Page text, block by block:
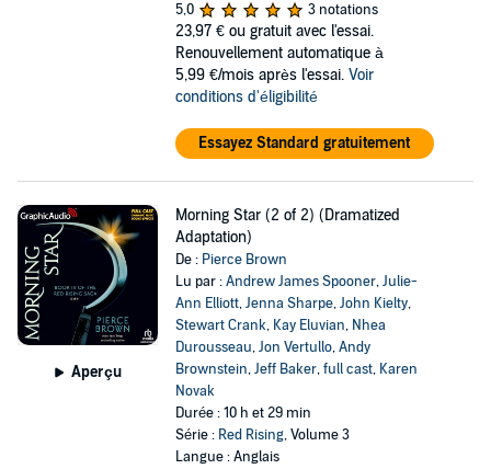
5,0
3 notations
23,97 € ou gratuit avec l'essai.
Renouvellement automatique à
5,99 €/mois après l'essai. Voir
conditions d'éligibilité
Essayez Standard gratuitement
Aperçu
Morning Star (2 of 2) (Dramatized
Adaptation)
De : Pierce Brown
Lu par :Andrew James Spooner,Julie-
Ann Elliott,Jenna Sharpe,John Kielty,
Stewart Crank, Kay Eluvian, Nhea
Durousseau,Jon Vertullo,Andy
Brownstein,Jeff Baker,full cast, Karen
Novak
Durée : 10 h et 29 min
Série : Red Rising, Volume 3
Langue : Anglais